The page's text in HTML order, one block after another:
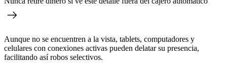
Aunque no se encuentren a la vista, tablets, computadores y
celulares con conexiones activas pueden delatar su presencia,
facilitando así robos selectivos.